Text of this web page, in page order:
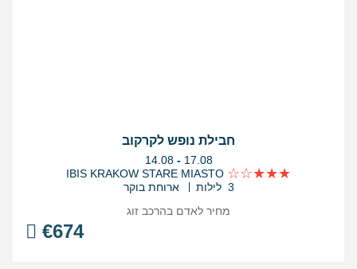
חבילת נופש לקרקוב
בין
התאריכים,
14.08 - 17.08
IBIS KRAKOW STARE MIASTO
3 לילות
ארוחת בוקר
€674
מחיר לאדם בהרכב זוג